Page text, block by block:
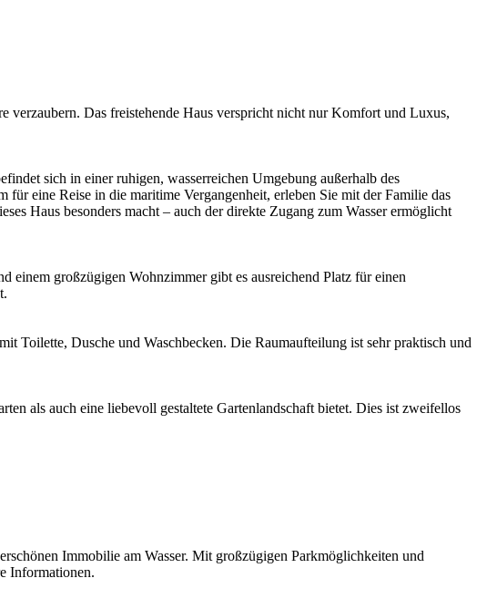
verzaubern. Das freistehende Haus verspricht nicht nur Komfort und Luxus,
sich in einer ruhigen, wasserreichen Umgebung außerhalb des
eine Reise in die maritime Vergangenheit, erleben Sie mit der Familie das
Haus besonders macht – auch der direkte Zugang zum Wasser ermöglicht
einem großzügigen Wohnzimmer gibt es ausreichend Platz für einen
Toilette, Dusche und Waschbecken. Die Raumaufteilung ist sehr praktisch und
als auch eine liebevoll gestaltete Gartenlandschaft bietet. Dies ist zweifellos
Immobilie am Wasser. Mit großzügigen Parkmöglichkeiten und
Informationen.